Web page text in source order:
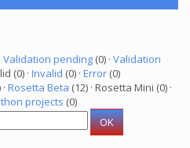
Validation pending (0) · Validation
(0) · Invalid (0) · Error (0)
Rosetta Beta (12) · Rosetta Mini (0) ·
projects (0)